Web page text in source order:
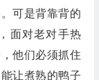
可是背靠背的
面对老对手热
他们必须抓住
让煮熟的鸭子